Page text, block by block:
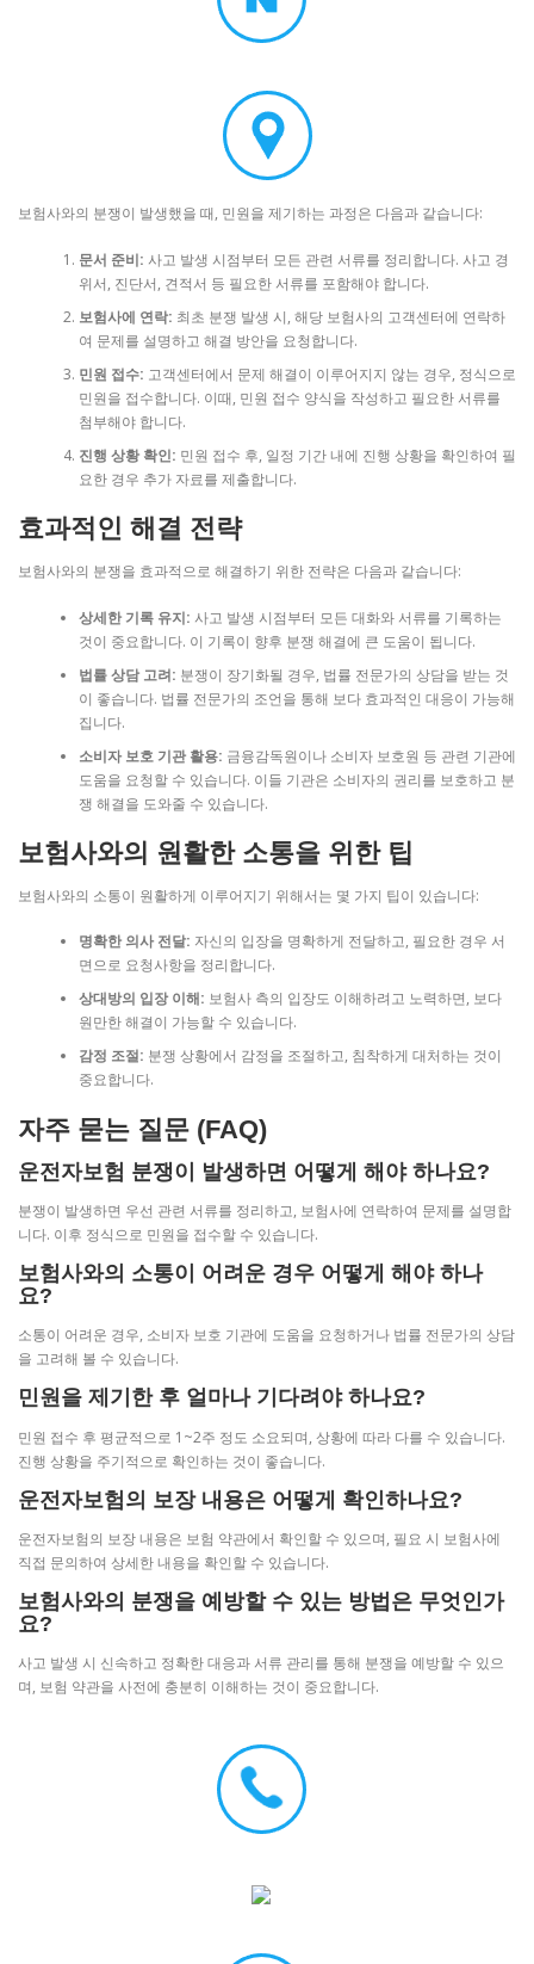
보험사와의 분쟁이 발생했을 때, 민원을 제기하는 과정은 다음과 같습니다:
문서 준비: 사고 발생 시점부터 모든 관련 서류를 정리합니다. 사고 경
위서, 진단서, 견적서 등 필요한 서류를 포함해야 합니다.
보험사에 연락: 최초 분쟁 발생 시, 해당 보험사의 고객센터에 연락하
여 문제를 설명하고 해결 방안을 요청합니다.
민원 접수: 고객센터에서 문제 해결이 이루어지지 않는 경우, 정식으로
민원을 접수합니다. 이때, 민원 접수 양식을 작성하고 필요한 서류를
첨부해야 합니다.
진행 상황 확인: 민원 접수 후, 일정 기간 내에 진행 상황을 확인하여 필
요한 경우 추가 자료를 제출합니다.
효과적인 해결 전략
보험사와의 분쟁을 효과적으로 해결하기 위한 전략은 다음과 같습니다:
상세한 기록 유지: 사고 발생 시점부터 모든 대화와 서류를 기록하는
것이 중요합니다. 이 기록이 향후 분쟁 해결에 큰 도움이 됩니다.
법률 상담 고려: 분쟁이 장기화될 경우, 법률 전문가의 상담을 받는 것
이 좋습니다. 법률 전문가의 조언을 통해 보다 효과적인 대응이 가능해
집니다.
소비자 보호 기관 활용: 금융감독원이나 소비자 보호원 등 관련 기관에
도움을 요청할 수 있습니다. 이들 기관은 소비자의 권리를 보호하고 분
쟁 해결을 도와줄 수 있습니다.
보험사와의 원활한 소통을 위한 팁
보험사와의 소통이 원활하게 이루어지기 위해서는 몇 가지 팁이 있습니다:
명확한 의사 전달: 자신의 입장을 명확하게 전달하고, 필요한 경우 서
면으로 요청사항을 정리합니다.
상대방의 입장 이해: 보험사 측의 입장도 이해하려고 노력하면, 보다
원만한 해결이 가능할 수 있습니다.
감정 조절: 분쟁 상황에서 감정을 조절하고, 침착하게 대처하는 것이
중요합니다.
자주 묻는 질문 (FAQ)
운전자보험 분쟁이 발생하면 어떻게 해야 하나요?
분쟁이 발생하면 우선 관련 서류를 정리하고, 보험사에 연락하여 문제를 설명합
니다. 이후 정식으로 민원을 접수할 수 있습니다.
보험사와의 소통이 어려운 경우 어떻게 해야 하나
요?
소통이 어려운 경우, 소비자 보호 기관에 도움을 요청하거나 법률 전문가의 상담
을 고려해 볼 수 있습니다.
민원을 제기한 후 얼마나 기다려야 하나요?
민원 접수 후 평균적으로 1~2주 정도 소요되며, 상황에 따라 다를 수 있습니다.
진행 상황을 주기적으로 확인하는 것이 좋습니다.
운전자보험의 보장 내용은 어떻게 확인하나요?
운전자보험의 보장 내용은 보험 약관에서 확인할 수 있으며, 필요 시 보험사에
직접 문의하여 상세한 내용을 확인할 수 있습니다.
보험사와의 분쟁을 예방할 수 있는 방법은 무엇인가
요?
사고 발생 시 신속하고 정확한 대응과 서류 관리를 통해 분쟁을 예방할 수 있으
며, 보험 약관을 사전에 충분히 이해하는 것이 중요합니다.